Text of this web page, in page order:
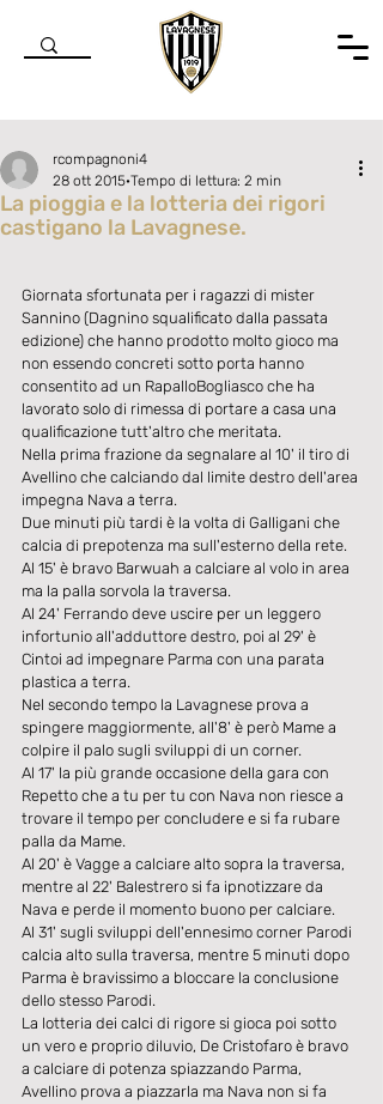
La pioggia e la lotteria dei rigori
castigano la Lavagnese.
rcompagnoni4
28 ott 2015 Tempo di lettura: 2 min
Giornata sfortunata per i ragazzi di mister
Sannino (Dagnino squalificato dalla passata
edizione) che hanno prodotto molto gioco ma
non essendo concreti sotto porta hanno
consentito ad un RapalloBogliasco che ha
lavorato solo di rimessa di portare a casa una
qualificazione tutt'altro che meritata.
Nella prima frazione da segnalare al 10' il tiro di
Avellino che calciando dal limite destro dell'area
impegna Nava a terra.
Due minuti più tardi è la volta di Galligani che
calcia di prepotenza ma sull'esterno della rete.
Al 15' è bravo Barwuah a calciare al volo in area
ma la palla sorvola la traversa.
Al 24' Ferrando deve uscire per un leggero
infortunio all'adduttore destro, poi al 29' è
Cintoi ad impegnare Parma con una parata
plastica a terra.
Nel secondo tempo la Lavagnese prova a
spingere maggiormente, all'8' è però Mame a
colpire il palo sugli sviluppi di un corner.
Al 17' la più grande occasione della gara con
Repetto che a tu per tu con Nava non riesce a
trovare il tempo per concludere e si fa rubare
palla da Mame.
Al 20' è Vagge a calciare alto sopra la traversa,
mentre al 22' Balestrero si fa ipnotizzare da
Nava e perde il momento buono per calciare.
Al 31' sugli sviluppi dell'ennesimo corner Parodi
calcia alto sulla traversa, mentre 5 minuti dopo
Parma è bravissimo a bloccare la conclusione
dello stesso Parodi.
La lotteria dei calci di rigore si gioca poi sotto
un vero e proprio diluvio, De Cristofaro è bravo
a calciare di potenza spiazzando Parma,
Avellino prova a piazzarla ma Nava non si fa